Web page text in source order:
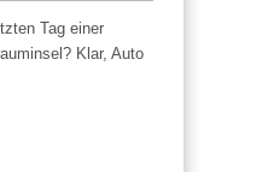
Tag einer
Klar, Auto